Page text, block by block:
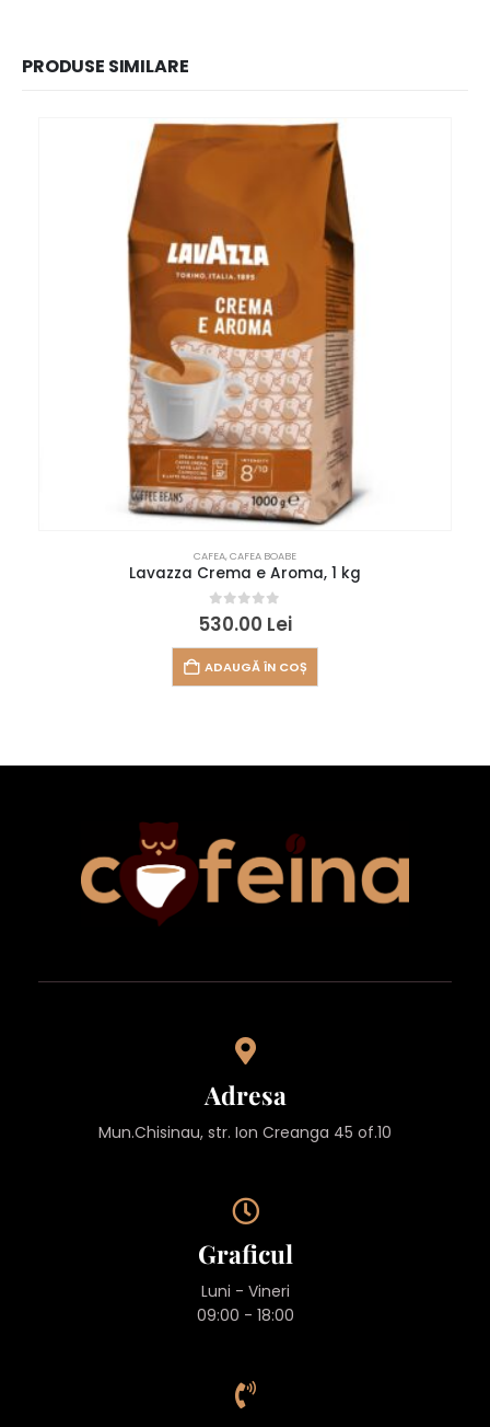
PRODUSE SIMILARE
CAFEA,CAFEA BOABE
Lavazza Crema e Aroma, 1 kg
0out of 5
530.00 Lei
ADAUGĂ ÎN COȘ
Adresa
Mun.Chisinau, str. Ion Creanga 45 of.10
Graficul
Luni - Vineri
09:00 - 18:00